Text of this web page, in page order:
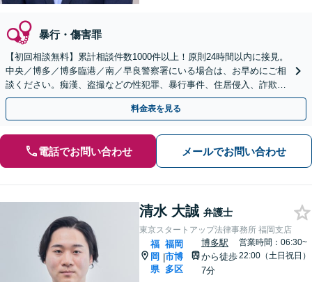
暴行・傷害罪
【初回相談無料】累計相談件数1000件以上！原則24時間以内に接見。
中央／博多／博多臨港／南／早良警察署にいる場合は、お早めにご相
談ください。痴漢、盗撮などの性犯罪、暴行事件、住居侵入、詐欺、
少年事件【赤坂駅3分】【夜間・休日相談OK】
料金表を見る
電話でお問い合わせ メールでお問い合わせ
清水 大誠 弁護士
東京スタートアップ法律事務所 福岡支店
福
岡
県
|
福岡
市博
多区
博多駅
から徒歩
7分
営業時間：06:30~
22:00（土日祝日）